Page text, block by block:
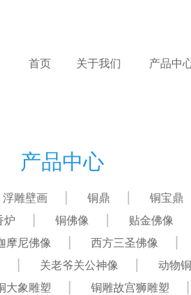
首页 关于我们 产品中
产品中心
浮雕壁画 铜鼎 铜宝鼎
炉 铜佛像 贴金佛像
摩尼佛像 西方三圣佛像
关老爷关公神像 动物
大象雕塑 铜雕故宫狮雕塑